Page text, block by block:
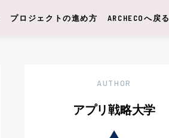
プロジェクトの進め方 ARCHECOへ戻る
AUTHOR
アプリ戦略大学